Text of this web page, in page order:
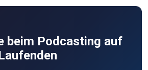
beim Podcasting auf